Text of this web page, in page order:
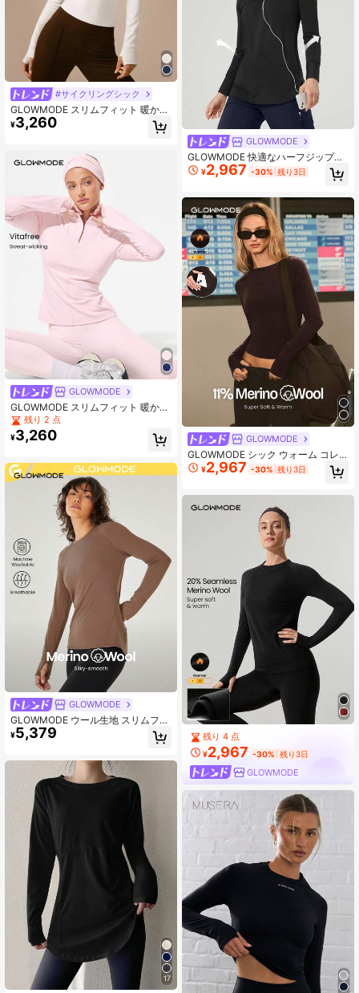
#サイクリングシック
GLOWMODE スリムフィット 暖かい
ウエスト丈 1/4ジップ ニット 長袖ト
ップ サムホール付き ランニング ジ
ング デイリーアクティブウェア 吸汗
速乾
¥3,260
GLOWMODE
GLOWMODE スリムフィット 暖かい
ヒップ丈 1/4ジップ ニット 長袖トッ
プ サムホール付き ランニング ジョ
ギング ハイキング ジム トレーニン
乾
残り 2 点
¥3,260
GLOWMODE
GLOWMODE ウール生地 スリムフィ
ット ヒップ丈 長袖 サムホール付き
ベーシックTシャツ ワークアウト ヨ
¥5,379
17
GLOWMODE
GLOWMODE 快適なハーフジップ襟
長袖カーブヘムヒップ丈Tシャツ デ
イリーカジュアル
¥2,967 -30% 残り3日
GLOWMODE
GLOWMODE シック ウォーム コレ
クション スウィフト ウール ブレン
ド ソフト 暖かい ヒップ丈 隠しファ
イリーカジュアルウェア
¥2,967 -30% 残り3日
残り 4 点
¥2,967 -30% 残り3日
GLOWMODE